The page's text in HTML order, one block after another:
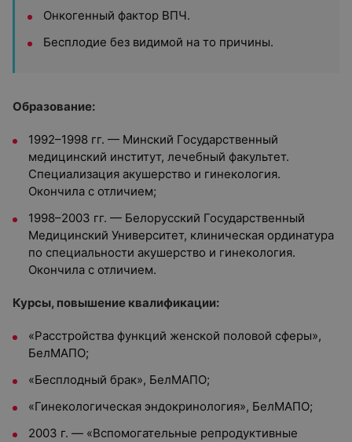
Онкогенный фактор ВПЧ.
Бесплодие без видимой на то причины.
Образование:
1992–1998 гг. — Минский Государственный
медицинский институт, лечебный факультет.
Специализация акушерство и гинекология.
Окончила с отличием;
1998–2003 гг. — Белорусский Государственный
Медицинский Университет, клиническая ординатура
по специальности акушерство и гинекология.
Окончила с отличием.
Курсы, повышение квалификации:
«Расстройства функций женской половой сферы»,
БелМАПО;
«Бесплодный брак», БелМАПО;
«Гинекологическая эндокринология», БелМАПО;
2003 г. — «Вспомогательные репродуктивные